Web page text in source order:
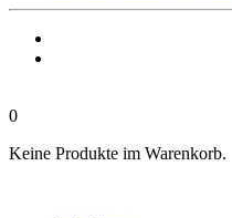
0
Keine Produkte im Warenkorb.